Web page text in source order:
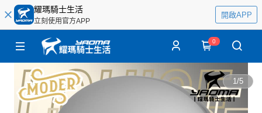
耀瑪騎士生活
立刻使用官方APP
開啟APP
0
1/5